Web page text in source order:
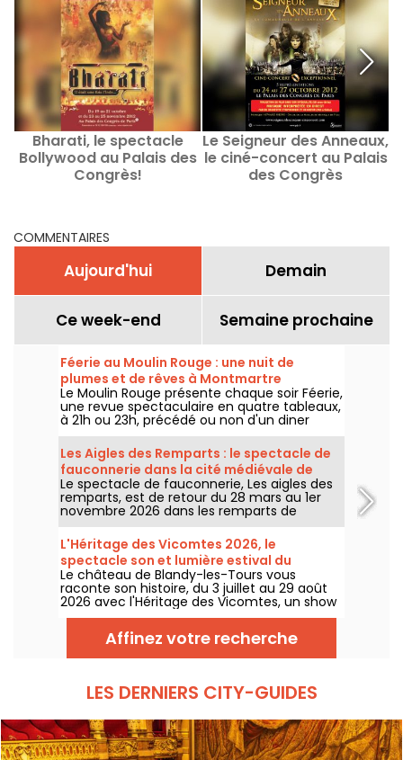
Bharati, le spectacle
Bollywood au Palais des
Congrès!
Le Seigneur des Anneaux,
le ciné-concert au Palais
des Congrès
COMMENTAIRES
Aujourd'hui Demain
Ce week-end Semaine prochaine
Féerie au Moulin Rouge : une nuit de
plumes et de rêves à Montmartre
Le Moulin Rouge présente chaque soir Féerie,
une revue spectaculaire en quatre tableaux,
à 21h ou 23h, précédé ou non d'un diner
imaginé par leur chef.
Les Aigles des Remparts : le spectacle de
fauconnerie dans la cité médiévale de
Provins
Le spectacle de fauconnerie, Les aigles des
remparts, est de retour du 28 mars au 1er
novembre 2026 dans les remparts de
Provins. Découvrez de splendides oiseaux de
proie en totale harmonie avec les chevaux.
L'Héritage des Vicomtes 2026, le
spectacle son et lumière estival du
château de Blandy-les-Tours
Le château de Blandy-les-Tours vous
raconte son histoire, du 3 juillet au 29 août
2026 avec l'Héritage des Vicomtes, un show
son et lumière pour traverser les siècles et
découvrir ce château médiéval. Nous
sommes allés à sa découverte, voici en
partie ce qui vous attend.
Affinez votre recherche
LES DERNIERS CITY-GUIDES